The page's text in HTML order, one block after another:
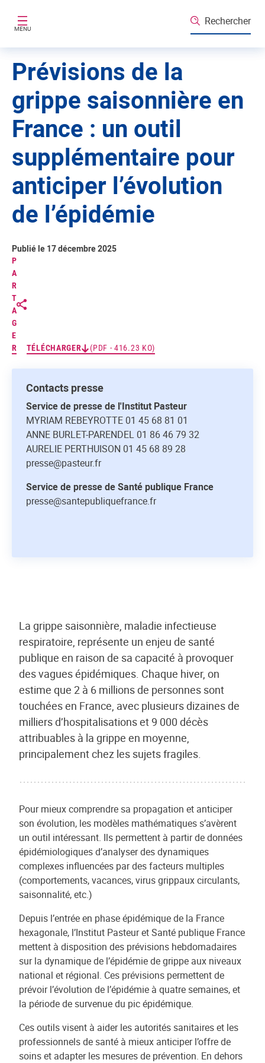
MENU
Rechercher
Prévisions de la
grippe saisonnière en
France : un outil
supplémentaire pour
anticiper l’évolution
de l’épidémie
P
A
R
T
A
G
E
R
TÉLÉCHARGER (PDF - 416.23 KO)
Publié le 17 décembre 2025
Contacts presse
Service de presse de l'Institut Pasteur
MYRIAM REBEYROTTE 01 45 68 81 01
ANNE BURLET-PARENDEL 01 86 46 79 32
AURELIE PERTHUISON 01 45 68 89 28
presse@pasteur.fr
Service de presse de Santé publique France
presse@santepubliquefrance.fr
La grippe saisonnière, maladie infectieuse
respiratoire, représente un enjeu de santé
publique en raison de sa capacité à provoquer
des vagues épidémiques. Chaque hiver, on
estime que 2 à 6 millions de personnes sont
touchées en France, avec plusieurs dizaines de
milliers d’hospitalisations et 9 000 décès
attribuables à la grippe en moyenne,
principalement chez les sujets fragiles.
Pour mieux comprendre sa propagation et anticiper
son évolution, les modèles mathématiques s’avèrent
un outil intéressant. Ils permettent à partir de données
épidémiologiques d’analyser des dynamiques
complexes influencées par des facteurs multiples
(comportements, vacances, virus grippaux circulants,
saisonnalité, etc.)
Depuis l’entrée en phase épidémique de la France
hexagonale, l’Institut Pasteur et Santé publique France
mettent à disposition des prévisions hebdomadaires
sur la dynamique de l’épidémie de grippe aux niveaux
national et régional. Ces prévisions permettent de
prévoir l’évolution de l’épidémie à quatre semaines, et
la période de survenue du pic épidémique.
Ces outils visent à aider les autorités sanitaires et les
professionnels de santé à mieux anticiper l’offre de
soins et adapter les mesures de prévention. En dehors